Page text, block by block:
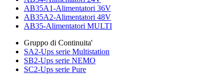
AB35A1-Alimentatori 36V
AB35A2-Alimentatori 48V
AB35-Alimentatori MULTI
Gruppo di Continuita'
SA2-Ups serie Multistation
SB2-Ups serie NEMO
SC2-Ups serie Pure